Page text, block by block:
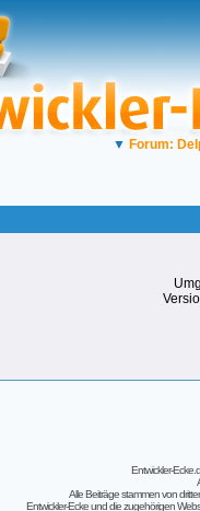
▼ Forum:
Entwickler-
Alle Beiträge stammen von
Entwickler-Ecke und die zugehörigen